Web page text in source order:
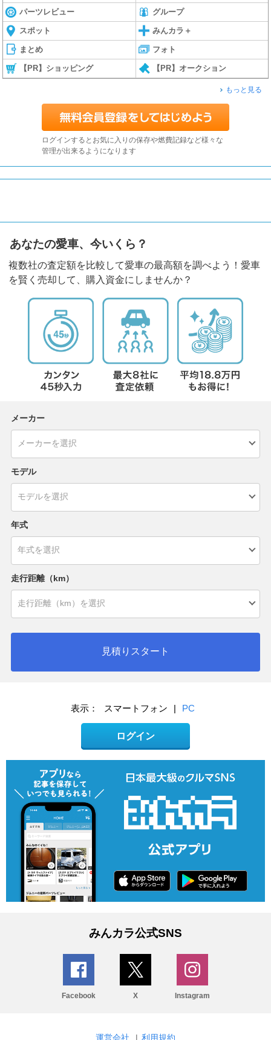
パーツレビュー グループ
スポット みんカラ＋
まとめ フォト
【PR】ショッピング 【PR】オークション
もっと見る
ログインするとお気に入りの保存や燃費記録など様々な
管理が出来るようになります
あなたの愛車、今いくら？
複数社の査定額を比較して愛車の最高額を調べよう！愛車
を賢く売却して、購入資金にしませんか？
メーカー
モデル
年式
走行距離（km）
見積りスタート
表示： スマートフォン | PC
ログイン
みんカラ公式SNS
Facebook X Instagram
運営会社 | 利用規約